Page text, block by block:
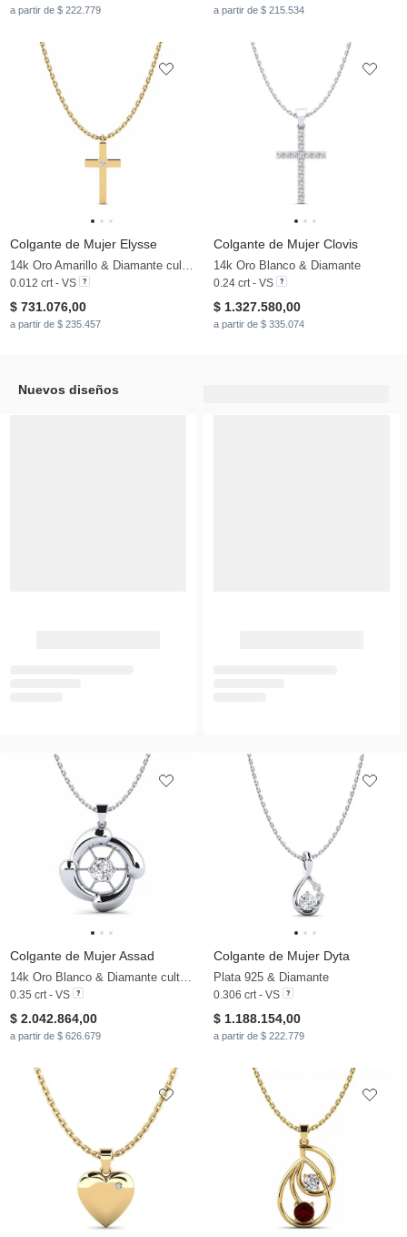
a partir de $ 222.779 a partir de $ 215.534
Colgante de Mujer Elysse
14k Oro Amarillo & Diamante cultivado en laboratorio
0.012 crt - VS
$ 731.076,00
a partir de $ 235.457
Colgante de Mujer Clovis
14k Oro Blanco & Diamante
0.24 crt - VS
$ 1.327.580,00
a partir de $ 335.074
Nuevos diseños
Colgante de Mujer Assad
14k Oro Blanco & Diamante cultivado en laboratorio
0.35 crt - VS
$ 2.042.864,00
a partir de $ 626.679
Colgante de Mujer Dyta
Plata 925 & Diamante
0.306 crt - VS
$ 1.188.154,00
a partir de $ 222.779